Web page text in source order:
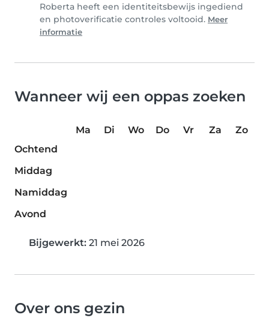
Roberta heeft een identiteitsbewijs ingediend
en photoverificatie controles voltooid. Meer
informatie
Wanneer wij een oppas zoeken
Ma Di Wo Do Vr Za
Zo
Ochtend
Middag
Namiddag
Avond
Bijgewerkt: 21 mei 2026
Over ons gezin